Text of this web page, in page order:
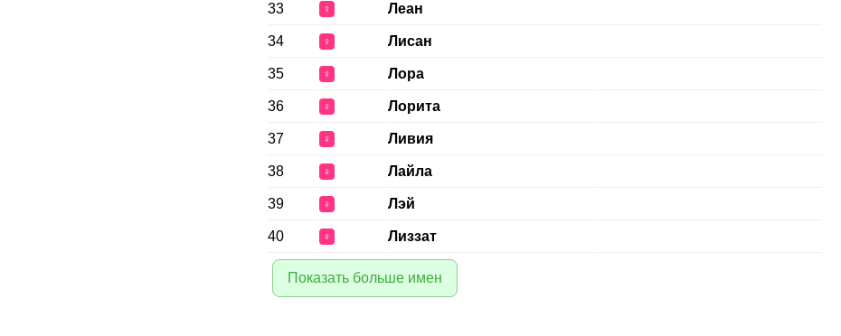
33 ♀ Леан
34 ♀ Лисан
35 ♀ Лора
36 ♀ Лорита
37 ♀ Ливия
38 ♀ Лайла
39 ♀ Лэй
40 ♀ Лиззат
Показать больше имен